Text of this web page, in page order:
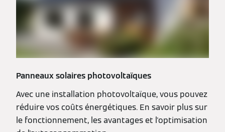
Panneaux solaires photovoltaïques
Avec une installation photovoltaïque, vous pouvez
réduire vos coûts énergétiques. En savoir plus sur
le fonctionnement, les avantages et l'optimisation